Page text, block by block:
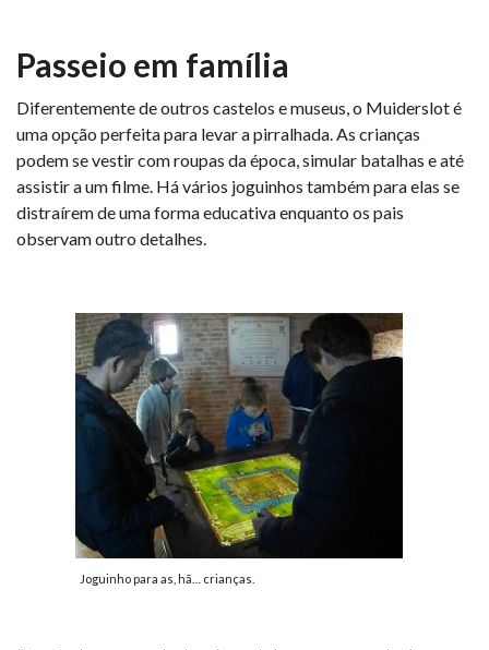
Passeio em família
Diferentemente de outros castelos e museus, o Muiderslot é
uma opção perfeita para levar a pirralhada. As crianças
podem se vestir com roupas da época, simular batalhas e até
assistir a um filme. Há vários joguinhos também para elas se
distraírem de uma forma educativa enquanto os pais
observam outro detalhes.
Joguinho para as, hã… crianças.